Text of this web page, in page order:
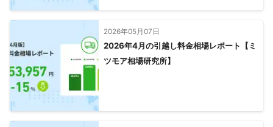
2026年05月07日
2026年4月の引越し料金相場レポート【ミ
ツモア相場研究所】